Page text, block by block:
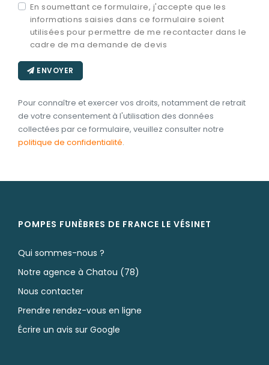
En soumettant ce formulaire, j'accepte que les
informations saisies dans ce formulaire soient
utilisées pour permettre de me recontacter dans le
cadre de ma demande de devis
ENVOYER
Pour connaître et exercer vos droits, notamment de retrait
de votre consentement à l'utilisation des données
collectées par ce formulaire, veuillez consulter notre
politique de confidentialité.
POMPES FUNÈBRES DE FRANCE LE VÉSINET
Qui sommes-nous ?
Notre agence à Chatou (78)
Nous contacter
Prendre rendez-vous en ligne
Écrire un avis sur Google